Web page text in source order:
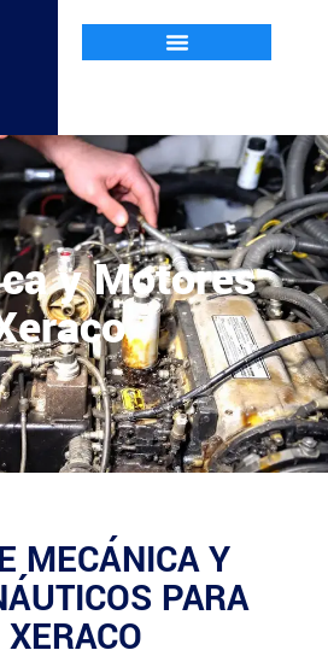
y Motores
MECÁNICA Y
PARA
XERACO